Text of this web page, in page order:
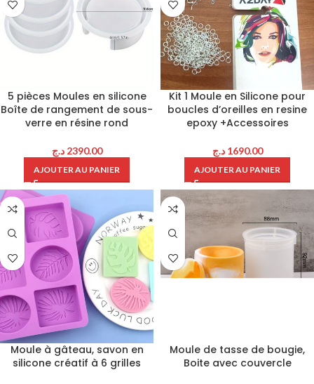
5 pièces Moules en silicone
Boîte de rangement de sous-
verre en résine rond
2390.00 د.ج
AJOUTER AU PANIER
Kit 1 Moule en Silicone pour
boucles d’oreilles en resine
epoxy +Accessoires
1690.00 د.ج
AJOUTER AU PANIER
Moule à gâteau, savon en
silicone créatif à 6 grilles
Moule de tasse de bougie,
Boite avec couvercle